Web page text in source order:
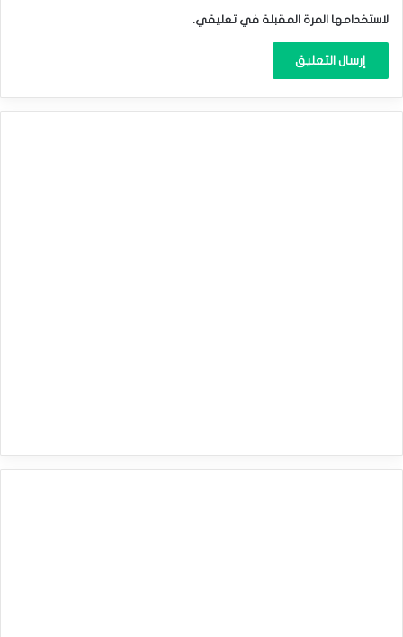
لاستخدامها المرة المقبلة في تعليقي.